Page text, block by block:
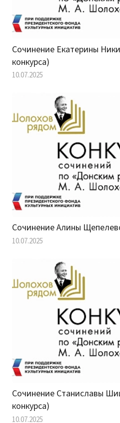
Сочинение Екатерины
конкурса)
10.07.2025
Сочинение Алины
10.07.2025
Сочинение Станиславы
конкурса)
10.07.2025